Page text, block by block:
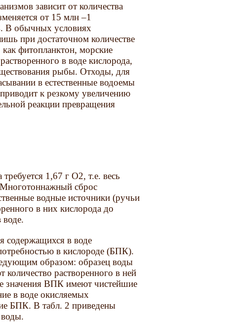
зависит от количества
от 15 млн –1
В обычных условиях
при достаточном количестве
фитопланктон, морские
в воде кислорода,
рыбы. Отходы, для
в естественные во­доемы
к резкому увеличению
реакции превращения
1,67 г О2, т.е. весь
сброс
водные источники (ручьи
в них кислорода до
содержащихся в воде
в кис­лороде (БПК).
образом: образец воды
растворенного в ней
значе­ния ВПК имеют чистейшие
в воде окис­ляемых
БПК. В табл. 2 приведены